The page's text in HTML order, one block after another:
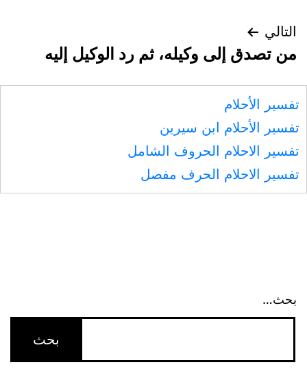
التالي
من تصدق إلى وكيله، ثم رد الوكيل إليه
تفسير الأحلام
تفسير الأحلام ابن سيرين
تفسير الاحلام الحروف الشامل
تفسير الاحلام الحرف مفصل
بحث…